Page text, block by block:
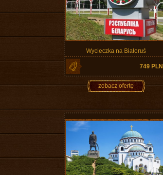
Wycieczka na Białoruś
749 PLN
zobacz ofertę